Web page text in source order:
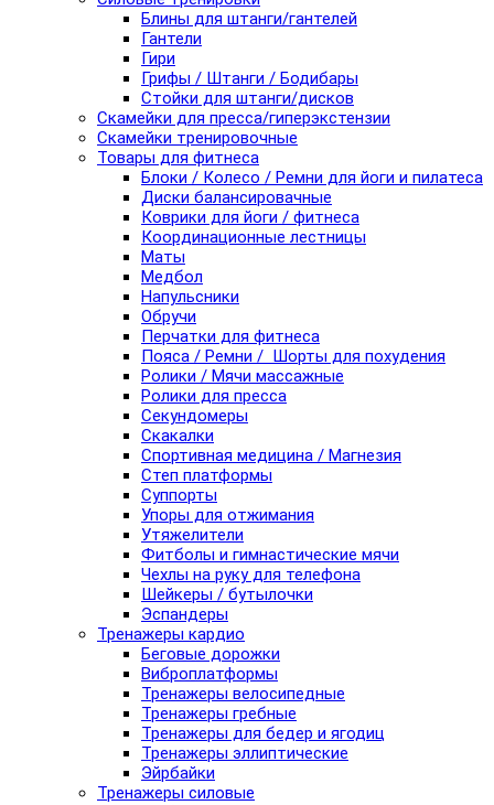
Блины для штанги/гантелей
Гантели
Гири
Грифы / Штанги / Бодибары
Стойки для штанги/дисков
Скамейки для пресса/гиперэкстензии
Скамейки тренировочные
Товары для фитнеса
Блоки / Колесо / Ремни для йоги и пилатеса
Диски балансировачные
Коврики для йоги / фитнеса
Координационные лестницы
Маты
Медбол
Напульсники
Обручи
Перчатки для фитнеса
Пояса / Ремни / Шорты для похудения
Ролики / Мячи массажные
Ролики для пресса
Секундомеры
Скакалки
Спортивная медицина / Магнезия
Степ платформы
Суппорты
Упоры для отжимания
Утяжелители
Фитболы и гимнастические мячи
Чехлы на руку для телефона
Шейкеры / бутылочки
Эспандеры
Тренажеры кардио
Беговые дорожки
Виброплатформы
Тренажеры велосипедные
Тренажеры гребные
Тренажеры для бедер и ягодиц
Тренажеры эллиптические
Эйрбайки
Тренажеры силовые